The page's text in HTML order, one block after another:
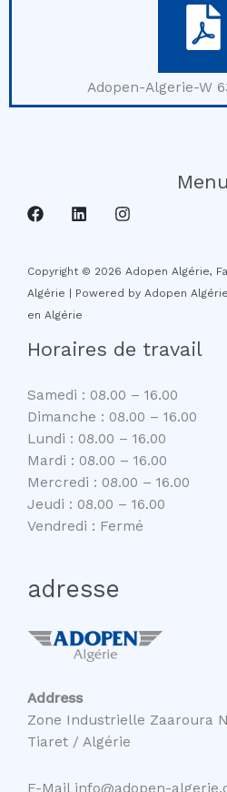
Adopen-Algerie-W
Menu
Copyright © 2026 Adopen Algérie,
Algérie | Powered by Adopen
en Algérie
Horaires de travail
Samedi : 08.00 – 16.00
Dimanche : 08.00 – 16.00
Lundi : 08.00 – 16.00
Mardi : 08.00 – 16.00
Mercredi : 08.00 – 16.00
Jeudi : 08.00 – 16.00
Vendredi : Fermé
adresse
Address
Zone Industrielle Zaaroura
Tiaret / Algérie
E-Mail info@adopen-